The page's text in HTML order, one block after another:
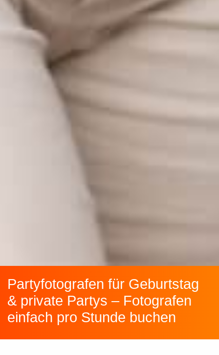
Partyfotografen für Geburtstag
& private Partys – Fotografen
einfach pro Stunde buchen